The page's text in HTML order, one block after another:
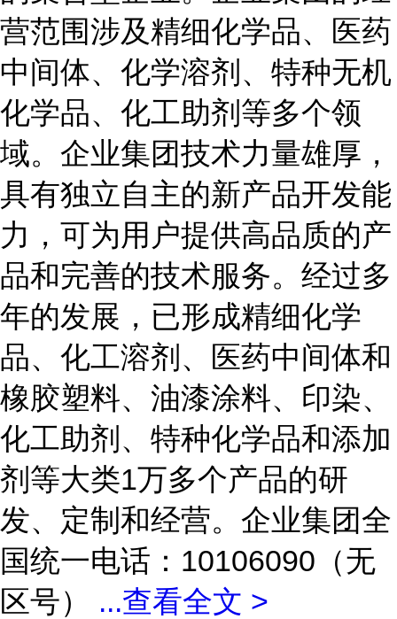
营范围涉及精细化学品、医药
中间体、化学溶剂、特种无机
化学品、化工助剂等多个领
域。企业集团技术力量雄厚，
具有独立自主的新产品开发能
力，可为用户提供高品质的产
品和完善的技术服务。经过多
年的发展，已形成精细化学
品、化工溶剂、医药中间体和
橡胶塑料、油漆涂料、印染、
化工助剂、特种化学品和添加
剂等大类1万多个产品的研
发、定制和经营。企业集团全
国统一电话：10106090（无
区号） ...查看全文 >